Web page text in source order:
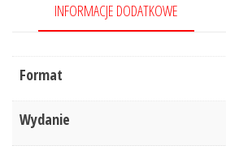
Ubezpieczeń
-
7/2021
INFORMACJE DODATKOWE
Format
Wydanie